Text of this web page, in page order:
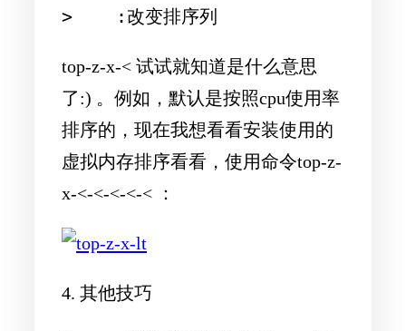
top-z-x-< 试试就知道是什么意思
了:) 。例如，默认是按照cpu使用率
排序的，现在我想看看安装使用的
虚拟内存排序看看，使用命令top-z-
x-<-<-<-<-< ：
4. 其他技巧